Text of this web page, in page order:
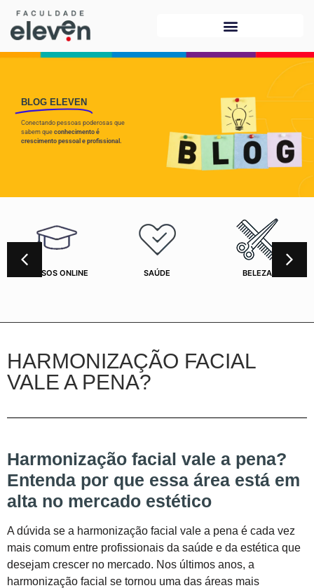
BLOG ELEVEN
Conectando pessoas poderosas que
sabem que conhecimento é
crescimento pessoal e profissional.
CURSOS ONLINE SAÚDE BELEZA
HARMONIZAÇÃO FACIAL
VALE A PENA?
Harmonização facial vale a pena?
Entenda por que essa área está em
alta no mercado estético
A dúvida se a harmonização facial vale a pena é cada vez
mais comum entre profissionais da saúde e da estética que
desejam crescer no mercado. Nos últimos anos, a
harmonização facial se tornou uma das áreas mais